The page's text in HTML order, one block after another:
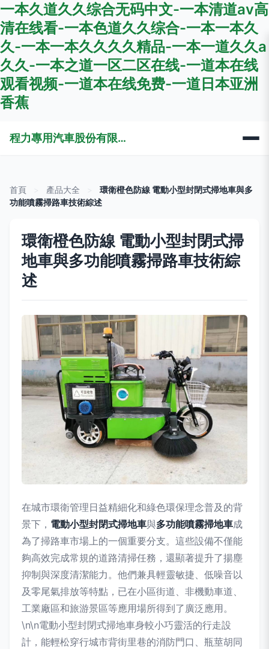
一本久道久久综合无码中文-一本清道av高
清在线看-一本色道久久综合-一本一本久
久-一本一本久久久久精品-一本一道久久a
久久-一本之道一区二区在线-一道本在线
观看视频-一道本在线免费-一道日本亚洲
香蕉
程力專用汽車股份有限公司銷售十三分公司
首頁 產品大全
環衛橙色防線 電動小型封閉式掃地車與多
功能噴霧掃路車技術綜述
環衛橙色防線 電動小型封閉式掃
地車與多功能噴霧掃路車技術綜
述
在城市環衛管理日益精細化和綠色環保理念普及的背
景下， 電動小型封閉式掃地車與多功能噴霧掃地車成
為了掃路車市場上的一個重要分支。這些設備不僅能
夠高效完成常規的道路清掃任務，還顯著提升了揚塵
抑制與深度清潔能力。他們兼具輕靈敏捷、低噪音以
及零尾氣排放等特點，已在小區街道、非機動車道、
工業廠區和旅游景區等應用場所得到了廣泛應用。
\n\n電動小型封閉式掃地車身較小巧靈活的行走設
計，能輕松穿行城市背街里巷的消防門口、瓶莖胡同